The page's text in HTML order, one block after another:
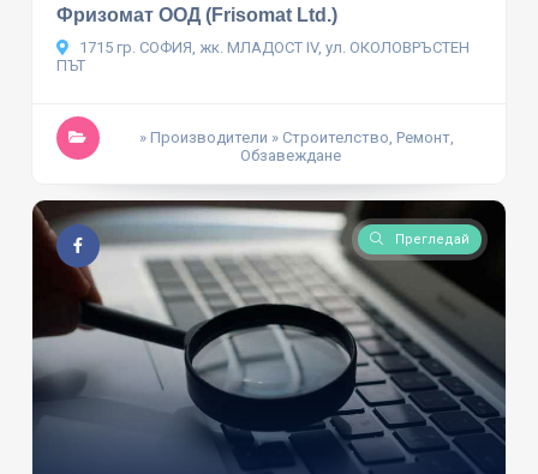
Фризомат ООД (Frisomat Ltd.)
1715 гр. СОФИЯ, жк. МЛАДОСТ IV, ул. ОКОЛОВРЪСТЕН
ПЪТ
» Производители » Строителство, Ремонт,
Обзавеждане
Прегледай